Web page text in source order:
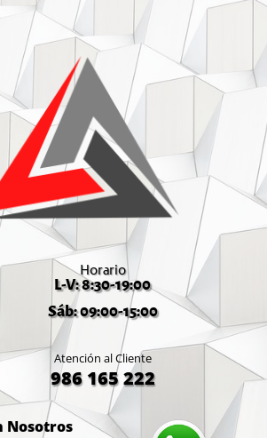
Horario
L-V: 8:30-19:00
Sáb: 09:00-15:00
Atención al Cliente
986 165 222
Nosotros